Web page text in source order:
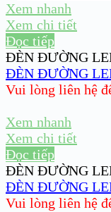
Xem nhanh
Xem chi tiết
Đọc tiếp
ĐÈN ĐƯỜNG
ĐÈN ĐƯỜNG
Vui lòng liên hệ
Xem nhanh
Xem chi tiết
Đọc tiếp
ĐÈN ĐƯỜNG
ĐÈN ĐƯỜNG
Vui lòng liên hệ